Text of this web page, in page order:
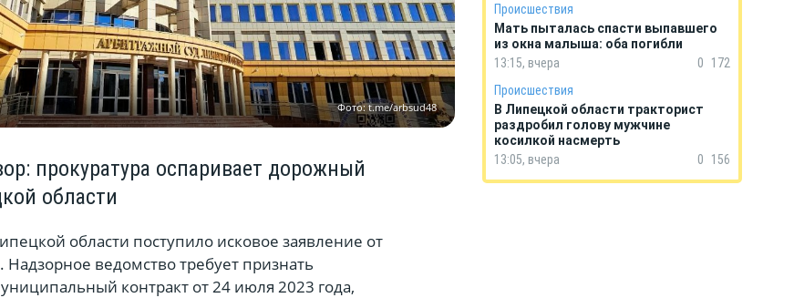
Фото: t.me/arbsud48
прокуратура оспаривает дорожный
области
области поступило исковое заявление от
Надзорное ведомство требует признать
контракт от 24 июля 2023 года,
Происшествия
Мать пыталась спасти выпавшего
из окна малыша: оба погибли
13:15, вчера
0
172
Происшествия
В Липецкой области тракторист
раздробил голову мужчине
косилкой насмерть
13:05, вчера
0 156